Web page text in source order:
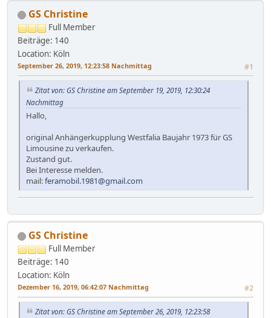
GS Christine
Full Member
Beiträge: 140
Location: Köln
September 26, 2019, 12:23:58 Nachmittag #1
Zitat von: GS Christine am September 19, 2019, 12:30:24
Nachmittag
Hallo,
original Anhängerkupplung Westfalia Baujahr 1973 für GS
Limousine zu verkaufen.
Zustand gut.
Bei Interesse melden.
mail:feramobil.1981@gmail.com
GS Christine
Full Member
Beiträge: 140
Location: Köln
Dezember 16, 2019, 06:42:07 Nachmittag #2
Zitat von: GS Christine am September 26, 2019, 12:23:58